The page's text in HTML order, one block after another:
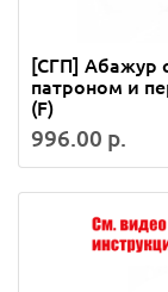
[СГП] Абажур
патроном и
(F)
996.00 р.